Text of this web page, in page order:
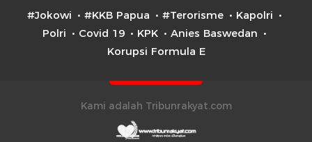
#Jokowi #KKB Papua #Terorisme
Kapolri
Polri
Covid 19 KPK
Anies Baswedan
Korupsi Formula E
Kami adalah Tribunrakyat.com